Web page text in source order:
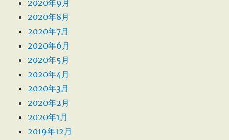
2020年9月
2020年8月
2020年7月
2020年6月
2020年5月
2020年4月
2020年3月
2020年2月
2020年1月
2019年12月